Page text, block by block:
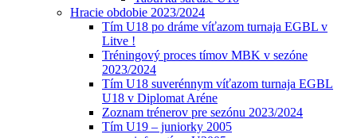
Hracie obdobie 2023/2024
Tím U18 po dráme víťazom turnaja EGBL v
Litve !
Tréningový proces tímov MBK v sezóne
2023/2024
Tím U18 suverénnym víťazom turnaja EGBL
U18 v Diplomat Aréne
Zoznam trénerov pre sezónu 2023/2024
Tím U19 – juniorky 2005